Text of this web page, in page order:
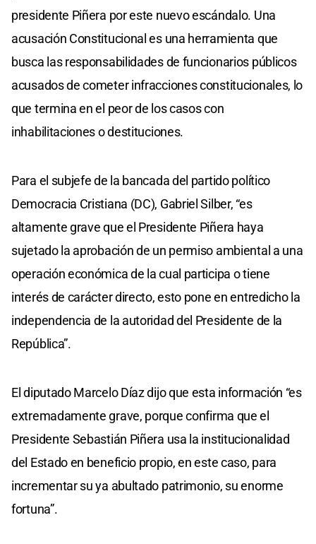
presidente Piñera por este nuevo escándalo. Una
acusación Constitucional es una herramienta que
busca las responsabilidades de funcionarios públicos
acusados de cometer infracciones constitucionales, lo
que termina en el peor de los casos con
inhabilitaciones o destituciones.
Para el subjefe de la bancada del partido político
Democracia Cristiana (DC), Gabriel Silber, “es
altamente grave que el Presidente Piñera haya
sujetado la aprobación de un permiso ambiental a una
operación económica de la cual participa o tiene
interés de carácter directo, esto pone en entredicho la
independencia de la autoridad del Presidente de la
República”.
El diputado Marcelo Díaz dijo que esta información “es
extremadamente grave, porque confirma que el
Presidente Sebastián Piñera usa la institucionalidad
del Estado en beneficio propio, en este caso, para
incrementar su ya abultado patrimonio, su enorme
fortuna”.